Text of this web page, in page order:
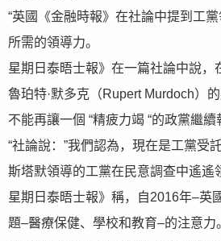
“英國《金融時報》在社論中提到工
所需的領導力。
星期日泰晤士報》在一篇社論中說，
魯珀特·默多克（Rupert Murdoch）
不能再讓一個 “精疲力竭 “的政黨繼續
“社論說：”我們認為，現在是工黨受
斯塔默領導的工黨在民意調查中遙遙
星期日泰晤士報》稱，自2016年–英
題–醫療保健、學校和教育–的注意力